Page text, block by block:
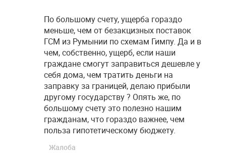
По большому счету, ущерба гораздо
меньше, чем от безакцизных поставок
ГСМ из Румынии по схемам Гимпу. Да и в
чем, собственно, ущерб, если наши
граждане смогут заправиться дешевле у
себя дома, чем тратить деньги на
заправку за границей, делаю прибыли
другому государству ? Опять же, по
большому счету это полезно нашим
гражданам, что гораздо важнее, чем
польза гипотетическому бюджету.
Жалоба